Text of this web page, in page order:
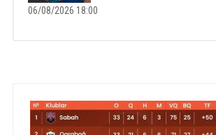
06/08/2026 18:00